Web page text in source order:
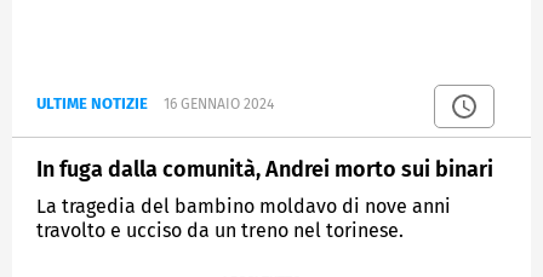
ULTIME NOTIZIE 16 GENNAIO 2024
In fuga dalla comunità, Andrei morto sui binari
La tragedia del bambino moldavo di nove anni
travolto e ucciso da un treno nel torinese.